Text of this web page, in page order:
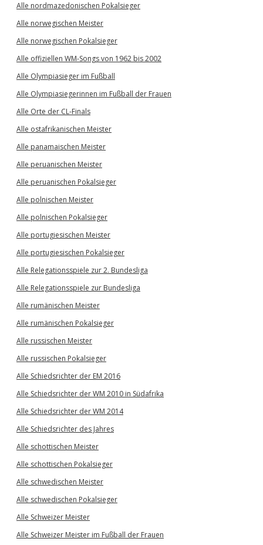
Alle nordmazedonischen Pokalsieger
Alle norwegischen Meister
Alle norwegischen Pokalsieger
Alle offiziellen WM-Songs von 1962 bis 2002
Alle Olympiasieger im Fußball
Alle Olympiasiegerinnen im Fußball der Frauen
Alle Orte der CL-Finals
Alle ostafrikanischen Meister
Alle panamaischen Meister
Alle peruanischen Meister
Alle peruanischen Pokalsieger
Alle polnischen Meister
Alle polnischen Pokalsieger
Alle portugiesischen Meister
Alle portugiesischen Pokalsieger
Alle Relegationsspiele zur 2. Bundesliga
Alle Relegationsspiele zur Bundesliga
Alle rumänischen Meister
Alle rumänischen Pokalsieger
Alle russischen Meister
Alle russischen Pokalsieger
Alle Schiedsrichter der EM 2016
Alle Schiedsrichter der WM 2010 in Südafrika
Alle Schiedsrichter der WM 2014
Alle Schiedsrichter des Jahres
Alle schottischen Meister
Alle schottischen Pokalsieger
Alle schwedischen Meister
Alle schwedischen Pokalsieger
Alle Schweizer Meister
Alle Schweizer Meister im Fußball der Frauen